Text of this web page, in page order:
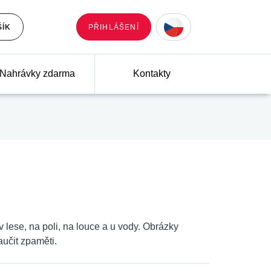
PŘIHLÁŠENÍ
Nahrávky zdarma Kontakty
lese, na poli, na louce a u vody. Obrázky
zpaměti.